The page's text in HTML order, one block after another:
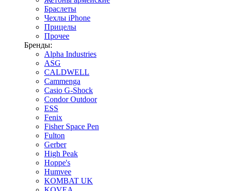
Браслеты
Чехлы iPhone
Прицелы
Прочее
Бренды:
Alpha Industries
ASG
CALDWELL
Cammenga
Casio G-Shock
Condor Outdoor
ESS
Fenix
Fisher Space Pen
Fulton
Gerber
High Peak
Hoppe's
Humvee
KOMBAT UK